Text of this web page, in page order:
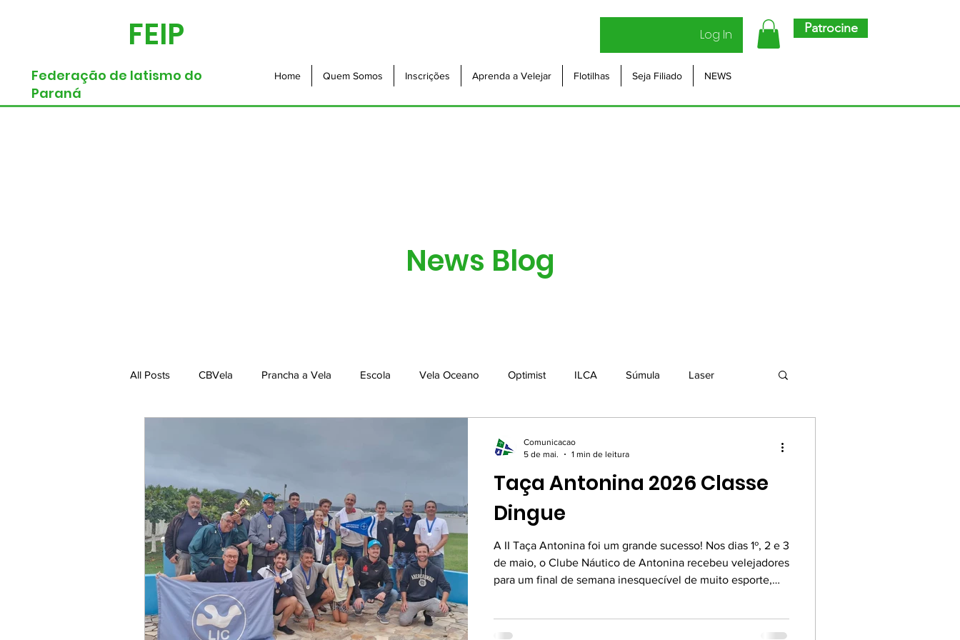
FEIP Log In Patrocine
Home Quem Somos Inscrições Aprenda a Velejar Flotilhas Seja Filiado NEWS
Federação de Iatismo do
Paraná
News Blog
All Posts CBVela Prancha a Vela Escola Vela Oceano Optimist ILCA Súmula Laser
Taça Antonina 2026 Classe
Dingue
A II Taça Antonina foi um grande sucesso! Nos dias 1º, 2 e 3
de maio, o Clube Náutico de Antonina recebeu velejadores
para um final de semana inesquecível de muito esporte,
regatas e Coordenador Nacional da classe Dingue, os
Comunicacao
5 de mai.
1 min de leitura